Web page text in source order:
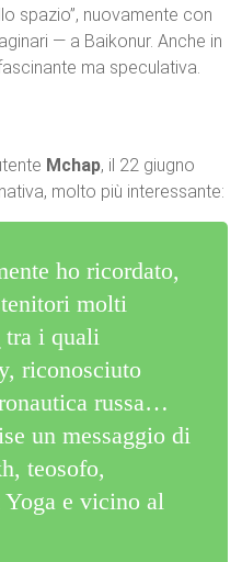
spazio”, nuovamente con
— a Baikonur. Anche in
ma speculativa.
Mchap, il 22 giugno
molto più interessante:
ho ricordato,
molti
tra i quali
riconosciuto
russa…
un messaggio di
teosofo,
e vicino al